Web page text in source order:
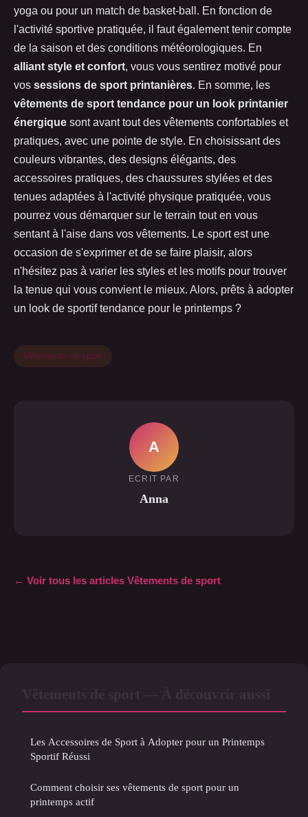
yoga ou pour un match de basket-ball. En fonction de
l'activité sportive pratiquée, il faut également tenir compte
de la saison et des conditions météorologiques. En
alliant style et confort, vous vous sentirez motivé pour
vos sessions de sport printanières. En somme, les
vêtements de sport tendance pour un look printanier
énergique sont avant tout des vêtements confortables et
pratiques, avec une pointe de style. En choisissant des
couleurs vibrantes, des designs élégants, des
accessoires pratiques, des chaussures stylées et des
tenues adaptées à l'activité physique pratiquée, vous
pourrez vous démarquer sur le terrain tout en vous
sentant à l'aise dans vos vêtements. Le sport est une
occasion de s'exprimer et de se faire plaisir, alors
n'hésitez pas à varier les styles et les motifs pour trouver
la tenue qui vous convient le mieux. Alors, prêts à adopter
un look de sportif tendance pour le printemps ?
Vêtements de sport
A
ECRIT PAR
Anna
← Voir tous les articles Vêtements de sport
Les Accessoires de Sport à Adopter pour un Printemps
Sportif Réussi
Comment choisir ses vêtements de sport pour un
printemps actif